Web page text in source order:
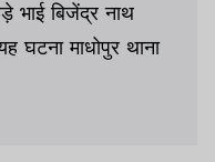
भाई बिजेंद्र नाथ
घटना माधोपुर थाना